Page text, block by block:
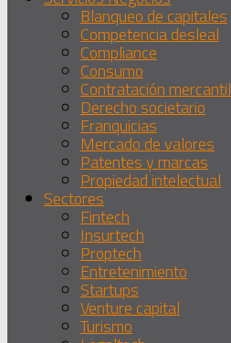
Blanqueo de capitales
Competencia desleal
Compliance
Consumo
Contratación mercantil
Derecho societario
Franquicias
Mercado de valores
Patentes y marcas
Propiedad intelectual
Sectores
Fintech
Insurtech
Proptech
Entretenimiento
Startups
Venture capital
Turismo